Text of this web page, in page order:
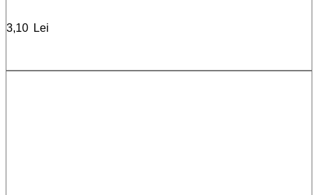
3,10 Lei